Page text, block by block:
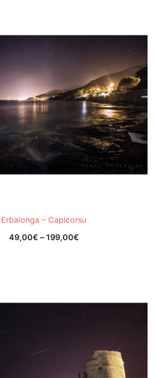
Erbalonga – Capicorsu
49,00€ – 199,00€